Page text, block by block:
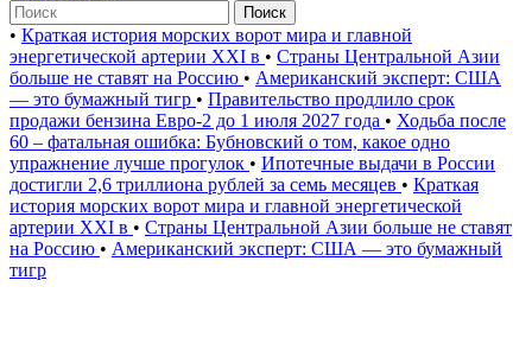
Поиск
• Краткая история морских ворот мира и главной
энергетической артерии XXI в • Страны Центральной Азии
больше не ставят на Россию • Американский эксперт: США
— это бумажный тигр • Правительство продлило срок
продажи бензина Евро-2 до 1 июля 2027 года • Ходьба после
60 – фатальная ошибка: Бубновский о том, какое одно
упражнение лучше прогулок • Ипотечные выдачи в России
достигли 2,6 триллиона рублей за семь месяцев • Краткая
история морских ворот мира и главной энергетической
артерии XXI в • Страны Центральной Азии больше не ставят
на Россию • Американский эксперт: США — это бумажный
тигр